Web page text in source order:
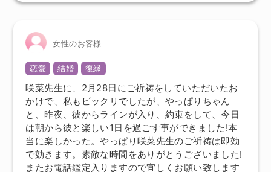
女性のお客様
恋愛 結婚 復縁
咲菜先生に、2月28日にご祈祷をしていただいたお
かけで、私もビックリでしたが、やっぱりちゃん
と、昨夜、彼からラインが入り、約束をして、今日
は朝から彼と楽しい1日を過ごす事ができました!本
当に楽しかった。やっぱり咲菜先生のご祈祷は即効
で効きます。素敵な時間をありがとうございました!
またお電話鑑定入りますので宜しくお願い致します